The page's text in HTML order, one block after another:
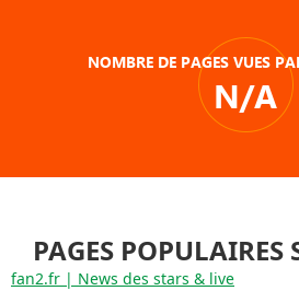
NOMBRE DE PAGES VUES
N/A
PAGES POPULAIRES
fan2.fr | News des stars & live